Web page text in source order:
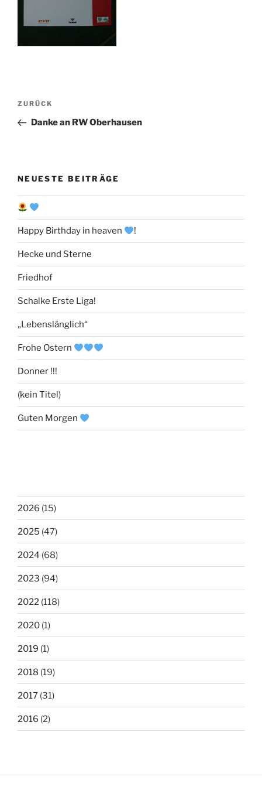
Beitragsnavigation
Vorheriger
Beitrag
ZURÜCK
Danke an RW Oberhausen
NEUESTE BEITRÄGE
Happy Birthday in heaven !
Hecke und Sterne
Friedhof
Schalke Erste Liga!
„Lebenslänglich“
Frohe Ostern
Donner !!!
(kein Titel)
Guten Morgen
2026 (15)
2025 (47)
2024 (68)
2023 (94)
2022 (118)
2020 (1)
2019 (1)
2018 (19)
2017 (31)
2016 (2)